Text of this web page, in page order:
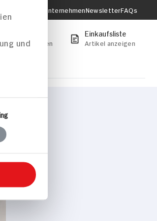
UnternehmenNewsletterFAQs
Markt wählen
Einkaufsliste
Artikel anzeigen